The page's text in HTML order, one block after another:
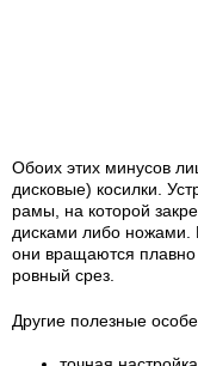
Обоих этих минусов
дисковые) косилки.
рамы, на которой
дисками либо ножами.
они вращаются плавно
ровный срез.
Другие полезные